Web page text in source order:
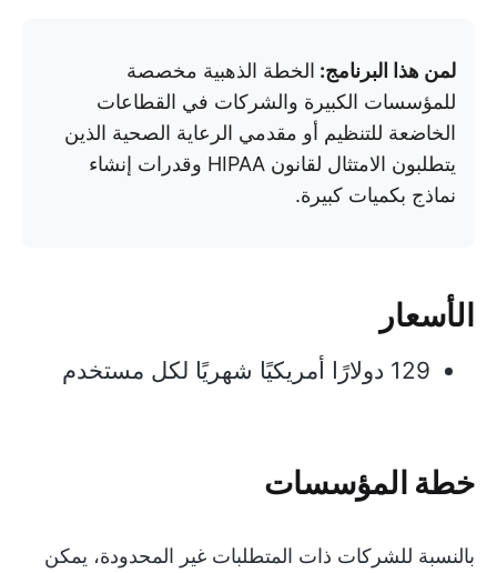
لمن هذا البرنامج: الخطة الذهبية مخصصة
للمؤسسات الكبيرة والشركات في القطاعات
الخاضعة للتنظيم أو مقدمي الرعاية الصحية الذين
يتطلبون الامتثال لقانون HIPAA وقدرات إنشاء
نماذج بكميات كبيرة.
الأسعار
129 دولارًا أمريكيًا شهريًا لكل مستخدم
خطة المؤسسات
بالنسبة للشركات ذات المتطلبات غير المحدودة، يمكن